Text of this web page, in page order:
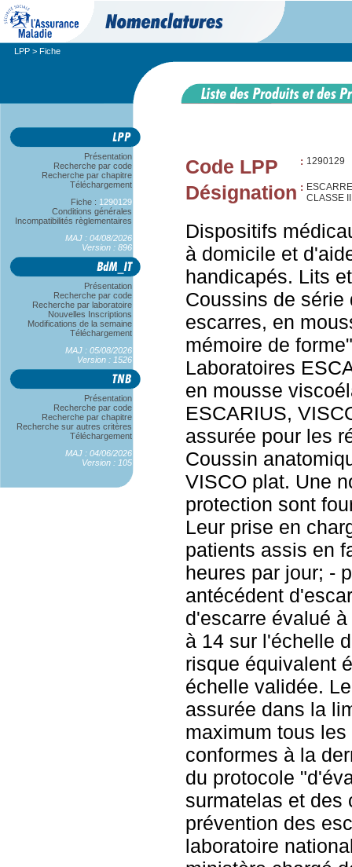
LPP > Fiche
Présentation
Recherche par code
Recherche par chapitre
Téléchargement
Fiche : 1290129
Conditions générales
Incompatibilités règlementaires
MAJ : 04/08/2026
Version : 896
Présentation
Recherche par code
Recherche par laboratoire
Nouvelles Inscriptions
Modifications de la semaine
Téléchargement
MAJ : 05/08/2026
Version : 1526
Présentation
Recherche par code
Recherche par chapitre
Recherche sur autres critères
Téléchargement
MAJ : 04/06/2026
Version : 105
Code LPP : 1290129
Désignation :
CLASSE
Dispositifs
à domicile et
handicapés. Lits
Coussins de série
escarres, en
mémoire de
Laboratoires
en mousse
ESCARIUS,
assurée pour les
Coussin
VISCO plat. Une
protection sont
Leur prise en
patients assis en
heures par jour; -
antécédent
d'escarre évalué
à 14 sur l'échelle
risque équivalent
échelle validée.
assurée dans la
maximum tous
conformes à la
du protocole
surmatelas et des
prévention des
laboratoire